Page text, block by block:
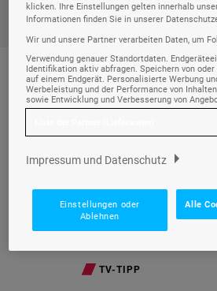
TV-TIPPS
Info
Azuchi
TV-TIPP
klicken. Ihre Einstellungen gelten innerhalb
Informationen finden Sie in unserer
Wir und unsere Partner verarbeiten Daten, um
Verwendung genauer Standortdaten.
Identifikation aktiv abfragen. Speichern von
auf einem Endgerät. Personalisierte Werbung
Werbeleistung und der Performance von
sowie Entwicklung und Verbesserung von
Impressum und Datenschutz
Einstellungen oder
Ablehnen
Alle